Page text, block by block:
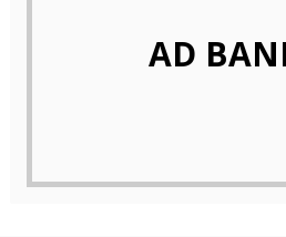
AD